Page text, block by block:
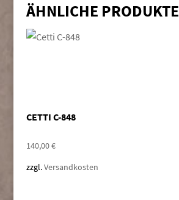
ÄHNLICHE PRODUKTE
CETTI C-848
140,00€
zzgl.Versandkosten